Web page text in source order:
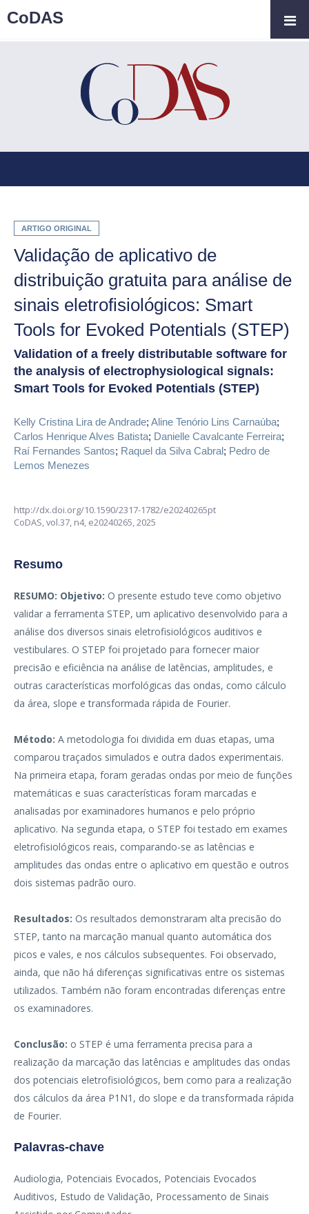
ARTIGO ORIGINAL
Validação de aplicativo de
distribuição gratuita para análise de
sinais eletrofisiológicos: Smart
Tools for Evoked Potentials (STEP)
Validation of a freely distributable software for
the analysis of electrophysiological signals:
Smart Tools for Evoked Potentials (STEP)
Kelly Cristina Lira de Andrade; Aline Tenório Lins Carnaúba;
Carlos Henrique Alves Batista; Danielle Cavalcante Ferreira;
Raí Fernandes Santos; Raquel da Silva Cabral; Pedro de
Lemos Menezes
http://dx.doi.org/10.1590/2317-1782/e20240265pt
CoDAS,vol.37, n4, e20240265, 2025
Resumo
RESUMO: Objetivo: O presente estudo teve como objetivo
validar a ferramenta STEP, um aplicativo desenvolvido para a
análise dos diversos sinais eletrofisiológicos auditivos e
vestibulares. O STEP foi projetado para fornecer maior
precisão e eficiência na análise de latências, amplitudes, e
outras características morfológicas das ondas, como cálculo
da área, slope e transformada rápida de Fourier.
Método: A metodologia foi dividida em duas etapas, uma
comparou traçados simulados e outra dados experimentais.
Na primeira etapa, foram geradas ondas por meio de funções
matemáticas e suas características foram marcadas e
analisadas por examinadores humanos e pelo próprio
aplicativo. Na segunda etapa, o STEP foi testado em exames
eletrofisiológicos reais, comparando-se as latências e
amplitudes das ondas entre o aplicativo em questão e outros
dois sistemas padrão ouro.
Resultados: Os resultados demonstraram alta precisão do
STEP, tanto na marcação manual quanto automática dos
picos e vales, e nos cálculos subsequentes. Foi observado,
ainda, que não há diferenças significativas entre os sistemas
utilizados. Também não foram encontradas diferenças entre
os examinadores.
Conclusão: o STEP é uma ferramenta precisa para a
realização da marcação das latências e amplitudes das ondas
dos potenciais eletrofisiológicos, bem como para a realização
dos cálculos da área P1N1, do slope e da transformada rápida
de Fourier.
Palavras-chave
Audiologia, Potenciais Evocados, Potenciais Evocados
Auditivos, Estudo de Validação, Processamento de Sinais
CoDAS